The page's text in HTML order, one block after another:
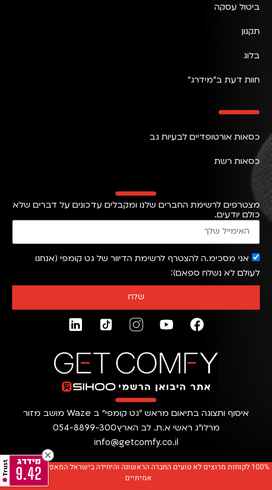
ביטול עסקה
תקנון
בלוג
חוות דעת ב״מידרג״
כסאות אורטופדיים לבעיות גב
כסאות רשת
מצטרפים לרשימת החברים שלנו ומקבלים עדכונים על דברים שלא
כולם יודעים.
אני מסכימ.ה להצטרף לרשימת הדיוור של גט קומפי (אנחנו
לעולם לא נשלח ספאם)
שלח
איסוף ותצוגה בתיאום מראש ״גט קומפי״ ב Waze מושב מזור
מרלו״ג ראשי א.ת. לב הארץ054-8899-300
info@getcomfy.co.il
100% לקוחות מרוצים לא טועים החברה הראשונה והיחידה בישראל המאפשרת ימי נסיון
אמיתיים
9.42